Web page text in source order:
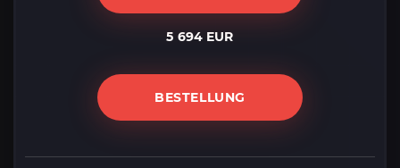
5 694 EUR
BESTELLUNG